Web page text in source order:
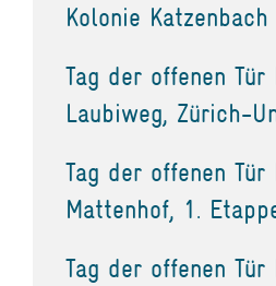
Kolonie
Tag der offenen Tür
Laubiweg, Zürich-
Tag der offenen Tür
Mattenhof, 1.
Tag der offenen Tür